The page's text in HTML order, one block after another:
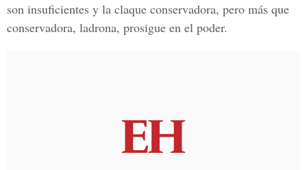
son insuficientes y la claque conservadora, pero más que
conservadora, ladrona, prosigue en el poder.